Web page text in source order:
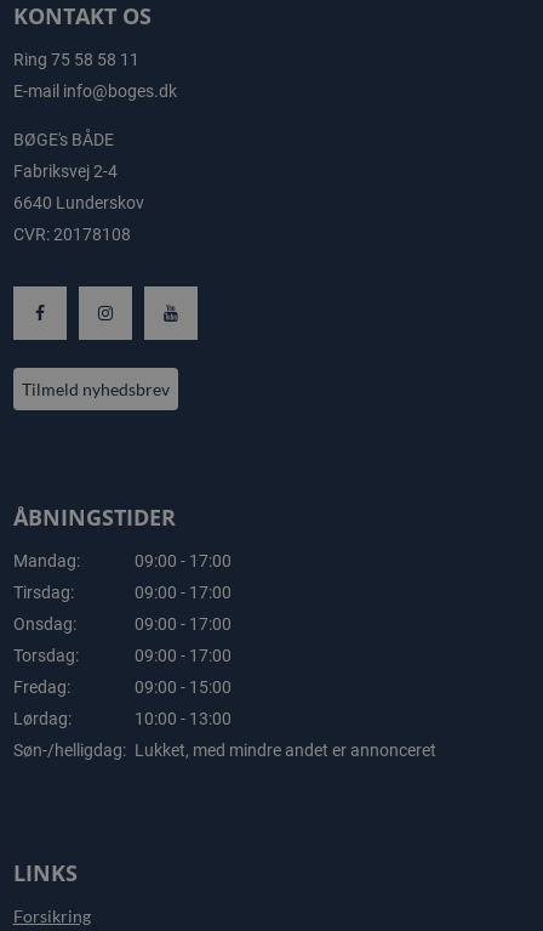
KONTAKT OS
Ring 75 58 58 11
E-mail info@boges.dk
BØGE's BÅDE
Fabriksvej 2-4
6640 Lunderskov
CVR: 20178108
Tilmeld nyhedsbrev
ÅBNINGSTIDER
Mandag:
09:00 - 17:00
Tirsdag:
09:00 - 17:00
Onsdag:
09:00 - 17:00
Torsdag:
09:00 - 17:00
Fredag:
09:00 - 15:00
Lørdag:
10:00 - 13:00
Søn-/helligdag: Lukket, med mindre andet er annonceret
LINKS
Forsikring